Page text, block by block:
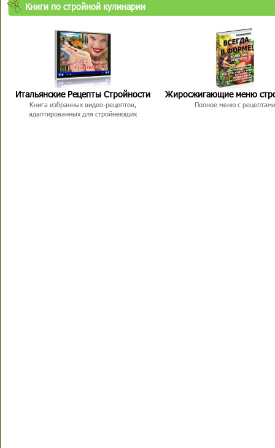
Книги по стройной кулинарии
Итальянские Рецепты Стройности
Книга избранных видео-рецептов,
адаптированных для стройнеющих
Жиросжигающие меню
Полное меню с рецептами